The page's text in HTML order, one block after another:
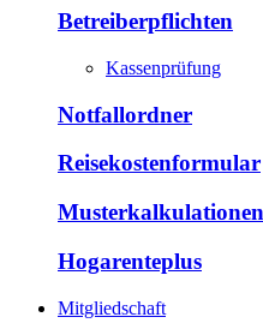
Betreiberpflichten
Kassenprüfung
Notfallordner
Reisekostenformular
Musterkalkulationen
Hogarenteplus
Mitgliedschaft